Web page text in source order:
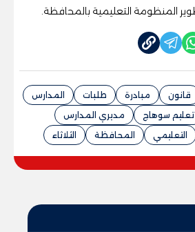
المنظومة التعليمية بالمحافظة.
قانون مبادرة طلبات
المدارس
تعليم سوهاج
مديري المدارس
التعليمي المحافظة الثلاثاء